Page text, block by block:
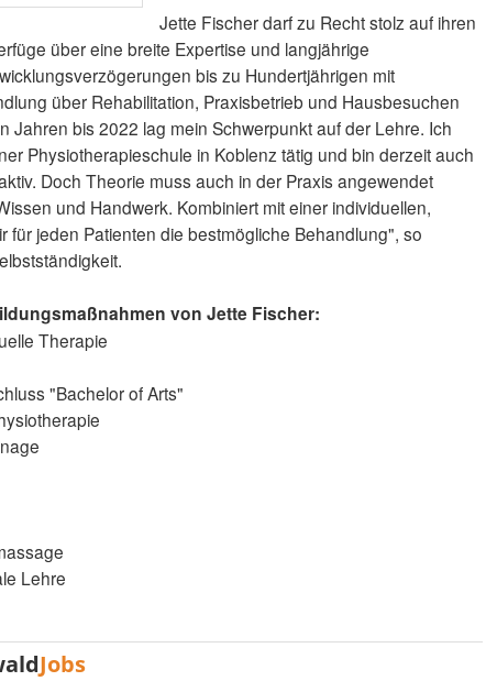
Jette Fischer darf zu Recht stolz auf ihren
über eine breite Expertise und langjährige
bis zu Hundertjährigen mit
über Rehabilitation, Praxisbetrieb und Hausbesuchen
Jahren bis 2022 lag mein Schwerpunkt auf der Lehre. Ich
Physiotherapieschule in Koblenz tätig und bin derzeit auch
Doch Theorie muss auch in der Praxis angewendet
und Handwerk. Kombiniert mit einer individuellen,
für jeden Patienten die bestmögliche Behandlung", so
von Jette Fischer:
Therapie
"Bachelor of Arts"
Lehre
Jobs